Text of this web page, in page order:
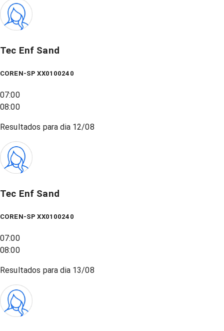
Tec Enf Sand
COREN-SP XX0100240
07:00
08:00
Resultados para dia 12/08
Tec Enf Sand
COREN-SP XX0100240
07:00
08:00
Resultados para dia 13/08